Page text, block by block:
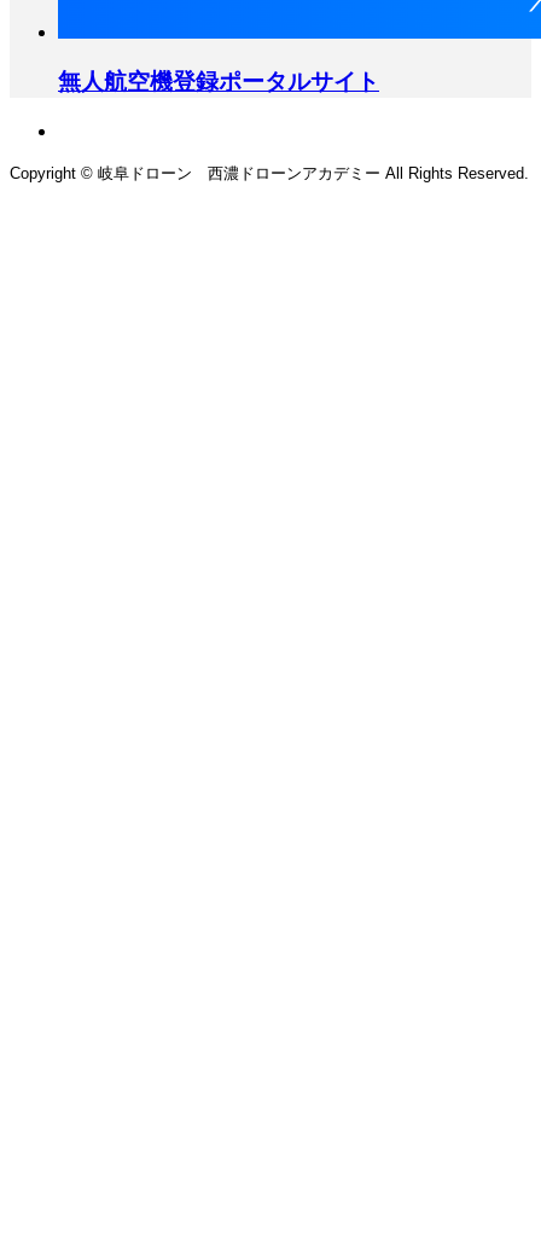
無人航空機登録ポータルサイト
Copyright © 岐阜ドローン 西濃ドローンアカデミー All Rights Reserved.